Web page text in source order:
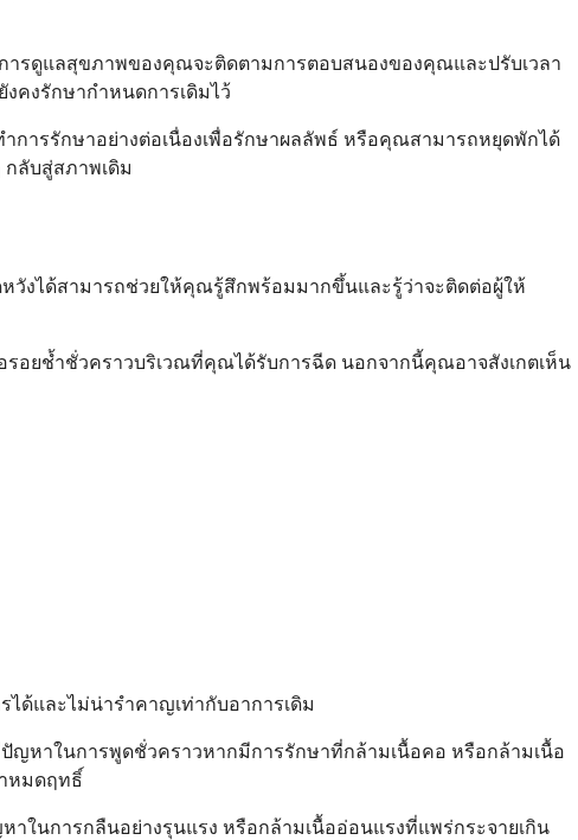
ารดูแลสุขภาพของคุณจะติดตามการตอบสนองของคุณและปรับเวลา
คงรักษากำหนดการเดิมไว้
การรักษาอย่างต่อเนื่องเพื่อรักษาผลลัพธ์ หรือคุณสามารถหยุดพักได้
กลับสู่สภาพเดิม
หวังได้สามารถช่วยให้คุณรู้สึกพร้อมมากขึ้นและรู้ว่าจะติดต่อผู้ให้
รอยช้ำชั่วคราวบริเวณที่คุณได้รับการฉีด นอกจากนี้คุณอาจสังเกตเห็น
ด้และไม่น่ารำคาญเท่ากับอาการเดิม
ญหาในการพูดชั่วคราวหากมีการรักษาที่กล้ามเนื้อคอ หรือกล้ามเนื้อ
หมดฤทธิ์
าในการกลืนอย่างรุนแรง หรือกล้ามเนื้ออ่อนแรงที่แพร่กระจายเกิน